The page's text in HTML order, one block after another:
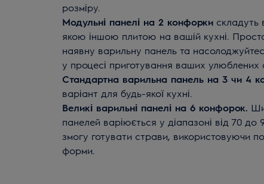
розміру.
Модульні панелі на 2 конфорки складуть
якою іншою плитою на вашій кухні.
наявну варильну панель та
у процесі приготування ваших улюблених
Стандартна варильна панель на 3 чи 4
варіант для будь-якої кухні.
Великі варильні панелі на 6 конфорок.
панелей варіюється у діапазоні від 70
змогу готувати страви, використовуючи
форми.